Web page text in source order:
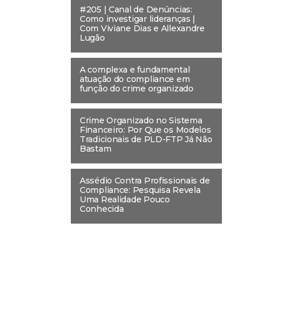
#205 | Canal de Denúncias:
Como investigar lideranças |
Com Viviane Dias e Allexandre
Lugão
A complexa e fundamental
atuação do compliance em
função do crime organizado
Crime Organizado no Sistema
Financeiro: Por Que os Modelos
Tradicionais de PLD-FTP Já Não
Bastam
Assédio Contra Profissionais de
Compliance: Pesquisa Revela
Uma Realidade Pouco
Conhecida